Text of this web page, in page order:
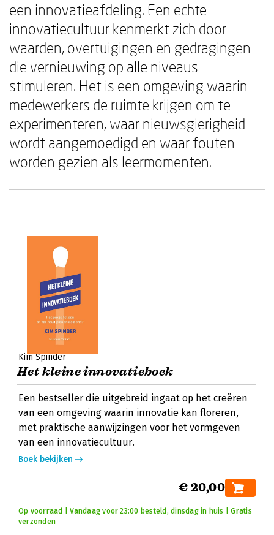
een innovatieafdeling. Een echte
innovatiecultuur kenmerkt zich door
waarden, overtuigingen en gedragingen
die vernieuwing op alle niveaus
stimuleren. Het is een omgeving waarin
medewerkers de ruimte krijgen om te
experimenteren, waar nieuwsgierigheid
wordt aangemoedigd en waar fouten
worden gezien als leermomenten.
Kim Spinder
Het kleine innovatieboek
Een bestseller die uitgebreid ingaat op het creëren
van een omgeving waarin innovatie kan floreren,
met praktische aanwijzingen voor het vormgeven
van een innovatiecultuur.
Boek bekijken
€ 20,00
Op voorraad | Vandaag voor 23:00 besteld, dinsdag in huis | Gratis
verzonden